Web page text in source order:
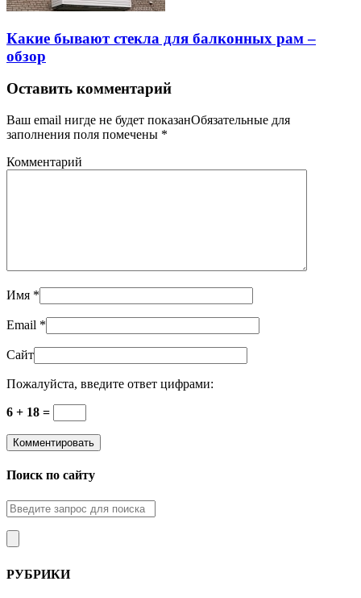
Какие бывают стекла для балконных рам –
обзор
Оставить комментарий
Ваш email нигде не будет показанОбязательные для
заполнения поля помечены *
Комментарий
Имя *
Email *
Сайт
Пожалуйста, введите ответ цифрами:
6 + 18 =
Поиск по сайту
РУБРИКИ